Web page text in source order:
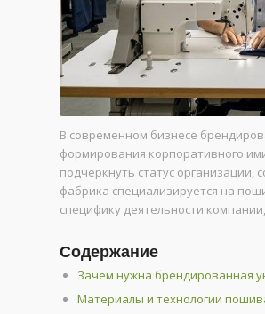
В современном бизнесе
формирования корпоративного
подчеркнуть статус
фабрика специализируется на
специфику деятельности
Содержание
Зачем нужна брендированная
Материалы и технологии